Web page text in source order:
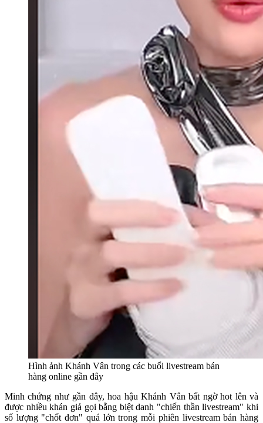
Hình ảnh Khánh Vân trong các buổi livestream bán
hàng online gần đây
Minh chứng như gần đây, hoa hậu Khánh Vân bất ngờ hot lên và
được nhiều khán giả gọi bằng biệt danh "chiến thần livestream" khi
số lượng "chốt đơn" quá lớn trong mỗi phiên livestream bán hàng